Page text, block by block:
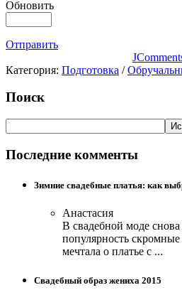
Обновить
Отправить
Категория: Подготовка /
Поиск
Последние комменты
Зимние свадебные платья: как
Анастасия
В свадебной моде
популярность
мечтала о платье с ...
Свадебный образ жениха 2015